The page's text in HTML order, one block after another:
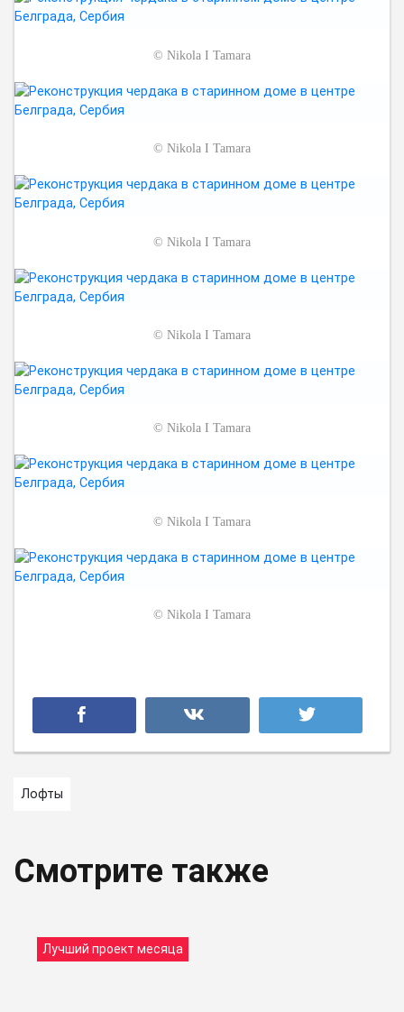
© Nikola I Tamara
© Nikola I Tamara
© Nikola I Tamara
© Nikola I Tamara
© Nikola I Tamara
© Nikola I Tamara
© Nikola I Tamara
Лофты
Смотрите также
Лучший проект месяца